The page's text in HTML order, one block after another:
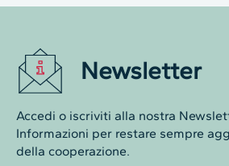
Newsletter
Accedi o iscriviti alla nostra
Informazioni per restare sempre
della cooperazione.